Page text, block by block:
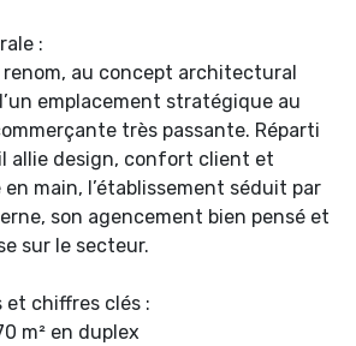
:
renom, au concept architectural
emplacement stratégique au
très passante. Réparti
allie design, confort client et
main, l’établissement séduit par
son agencement bien pensé et
sur le secteur.
chiffres clés :
m² en duplex